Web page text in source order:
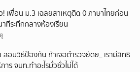
! เพื่อน ม.3 เฉลยสาเหตุติด 0 ภาษาไทยก่อน
าทีระทึกกลางห้องเรียน
สอนวิธีป้องกัน ถ้าเจอตำรวจยัดย_ เรามีสิทธิ
การ จนท.ทำอะไรมั่วซั่วไม่ได้